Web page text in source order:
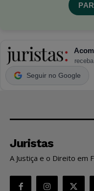
Seguir no Google
Juristas
A Justiça e o Direito em